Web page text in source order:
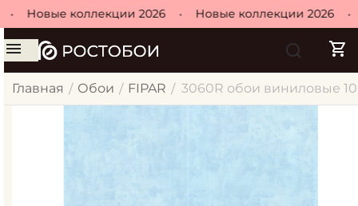
Новые коллекции 2026 Новые коллекции 2026
Главная / Обои / FIPAR / 3060R обои виниловые